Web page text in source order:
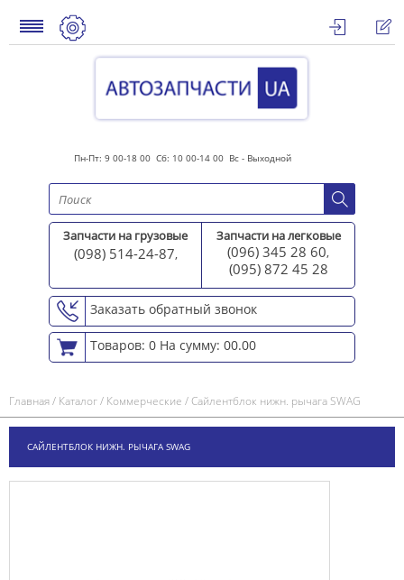
Пн-Пт: 9 00-18 00 Сб: 10 00-14 00 Вс - Выходной
Запчасти на грузовые
(098) 514-24-87,
Запчасти на легковые
(096) 345 28 60,
(095) 872 45 28
Заказать обратный звонок
Товаров: 0 На сумму: 00.00
Главная/ Каталог/ Коммерческие /Сайлентблок нижн. рычага SWAG
САЙЛЕНТБЛОК НИЖН. РЫЧАГА SWAG